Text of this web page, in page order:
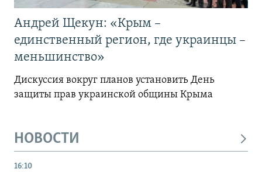
Андрей Щекун: «Крым –
единственный регион, где украинцы –
меньшинство»
Дискуссия вокруг планов установить День
защиты прав украинской общины Крыма
НОВОСТИ
16:10